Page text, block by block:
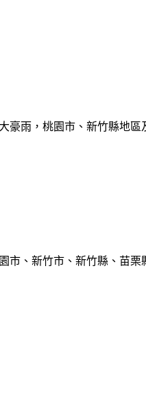
雨，桃園市、新竹縣地
、新竹市、新竹縣、苗